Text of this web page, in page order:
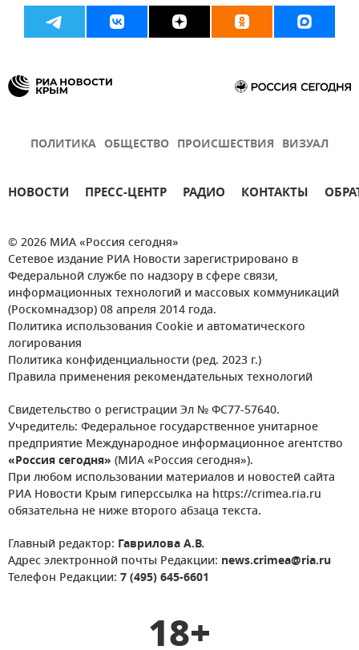
ПОЛИТИКА ОБЩЕСТВО ПРОИСШЕСТВИЯ ВИЗУАЛ
НОВОСТИ ПРЕСС-ЦЕНТР РАДИО КОНТАКТЫ
© 2026 МИА «Россия сегодня»
Сетевое издание РИА Новости зарегистрировано в
Федеральной службе по надзору в сфере связи,
информационных технологий и массовых коммуникаций
(Роскомнадзор) 08 апреля 2014 года.
Политика использования Cookie и автоматического
логирования
Политика конфиденциальности (ред. 2023 г.)
Правила применения рекомендательных технологий
Свидетельство о регистрации Эл № ФС77-57640.
Учредитель: Федеральное государственное унитарное
предприятие Международное информационное агентство
«Россия сегодня» (МИА «Россия сегодня»).
При любом использовании материалов и новостей сайта
РИА Новости Крым гиперссылка на https://crimea.ria.ru
обязательна не ниже второго абзаца текста.
Главный редактор: Гаврилова А.В.
Адрес электронной почты Редакции: news.crimea@ria.ru
Телефон Редакции: 7 (495) 645-6601
18+